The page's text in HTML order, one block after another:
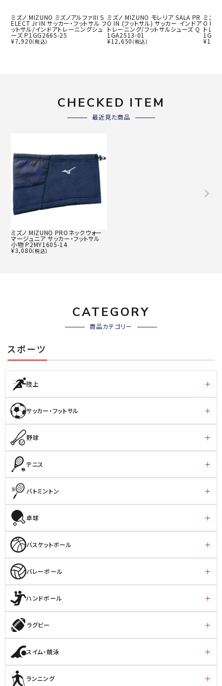
ミズノ MIZUNO ミズノアルファIII S
ELECT Jr IN サッカー・フットサル フ
ットサル/インドアトレーニングシュ
ーズ P1GG2665-25
¥7,920(税込)
ミズノ MIZUNO モレリア SALA PR
O IN (フットサル) サッカー インドア
トレーニング/フットサルシューズ Q
1GA2513-01
¥12,650 (税込)
ミズ
O IN(
トレ
¥
CHECKED ITEM
最近見た商品
ミズノ MIZUNO PROネックウォー
マージュニア サッカー・フットサル
小物 P2MY1605-14
¥3,080(税込)
CATEGORY
商品カテゴリー
スポーツ
陸上
サッカー・フットサル
野球
テニス
バトミントン
卓球
バスケットボール
バレーボール
ハンドボール
ラグビー
スイム・競泳
ランニング